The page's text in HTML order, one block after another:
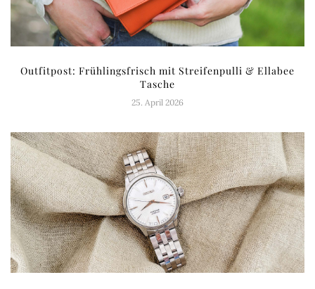
Outfitpost: Frühlingsfrisch mit Streifenpulli & Ellabee
Tasche
25. April 2026